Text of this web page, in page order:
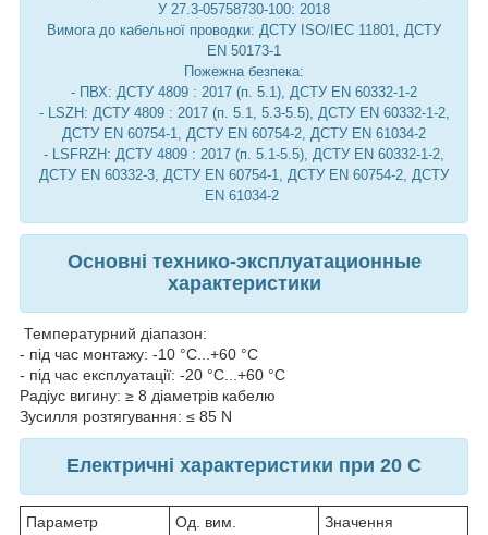
У 27.3-05758730-100: 2018
Вимога до кабельної проводки: ДСТУ ISO/IEC 11801, ДСТУ
EN 50173-1
Пожежна безпека:
- ПВХ: ДСТУ 4809 : 2017 (п. 5.1), ДСТУ EN 60332-1-2
- LSZH: ДСТУ 4809 : 2017 (п. 5.1, 5.3-5.5), ДСТУ EN 60332-1-2,
ДСТУ EN 60754-1, ДСТУ EN 60754-2, ДСТУ EN 61034-2
- LSFRZH: ДСТУ 4809 : 2017 (п. 5.1-5.5), ДСТУ EN 60332-1-2,
ДСТУ EN 60332-3, ДСТУ EN 60754-1, ДСТУ EN 60754-2, ДСТУ
EN 61034-2
Основні технико-эксплуатационные
характеристики
Температурний діапазон:
- під час монтажу: -10 °C...+60 °C
- під час експлуатації: -20 °C...+60 °C
Радіус вигину: ≥ 8 діаметрів кабелю
Зусилля розтягування: ≤ 85 N
Електричні характеристики при 20 С
Параметр Од. вим. Значення